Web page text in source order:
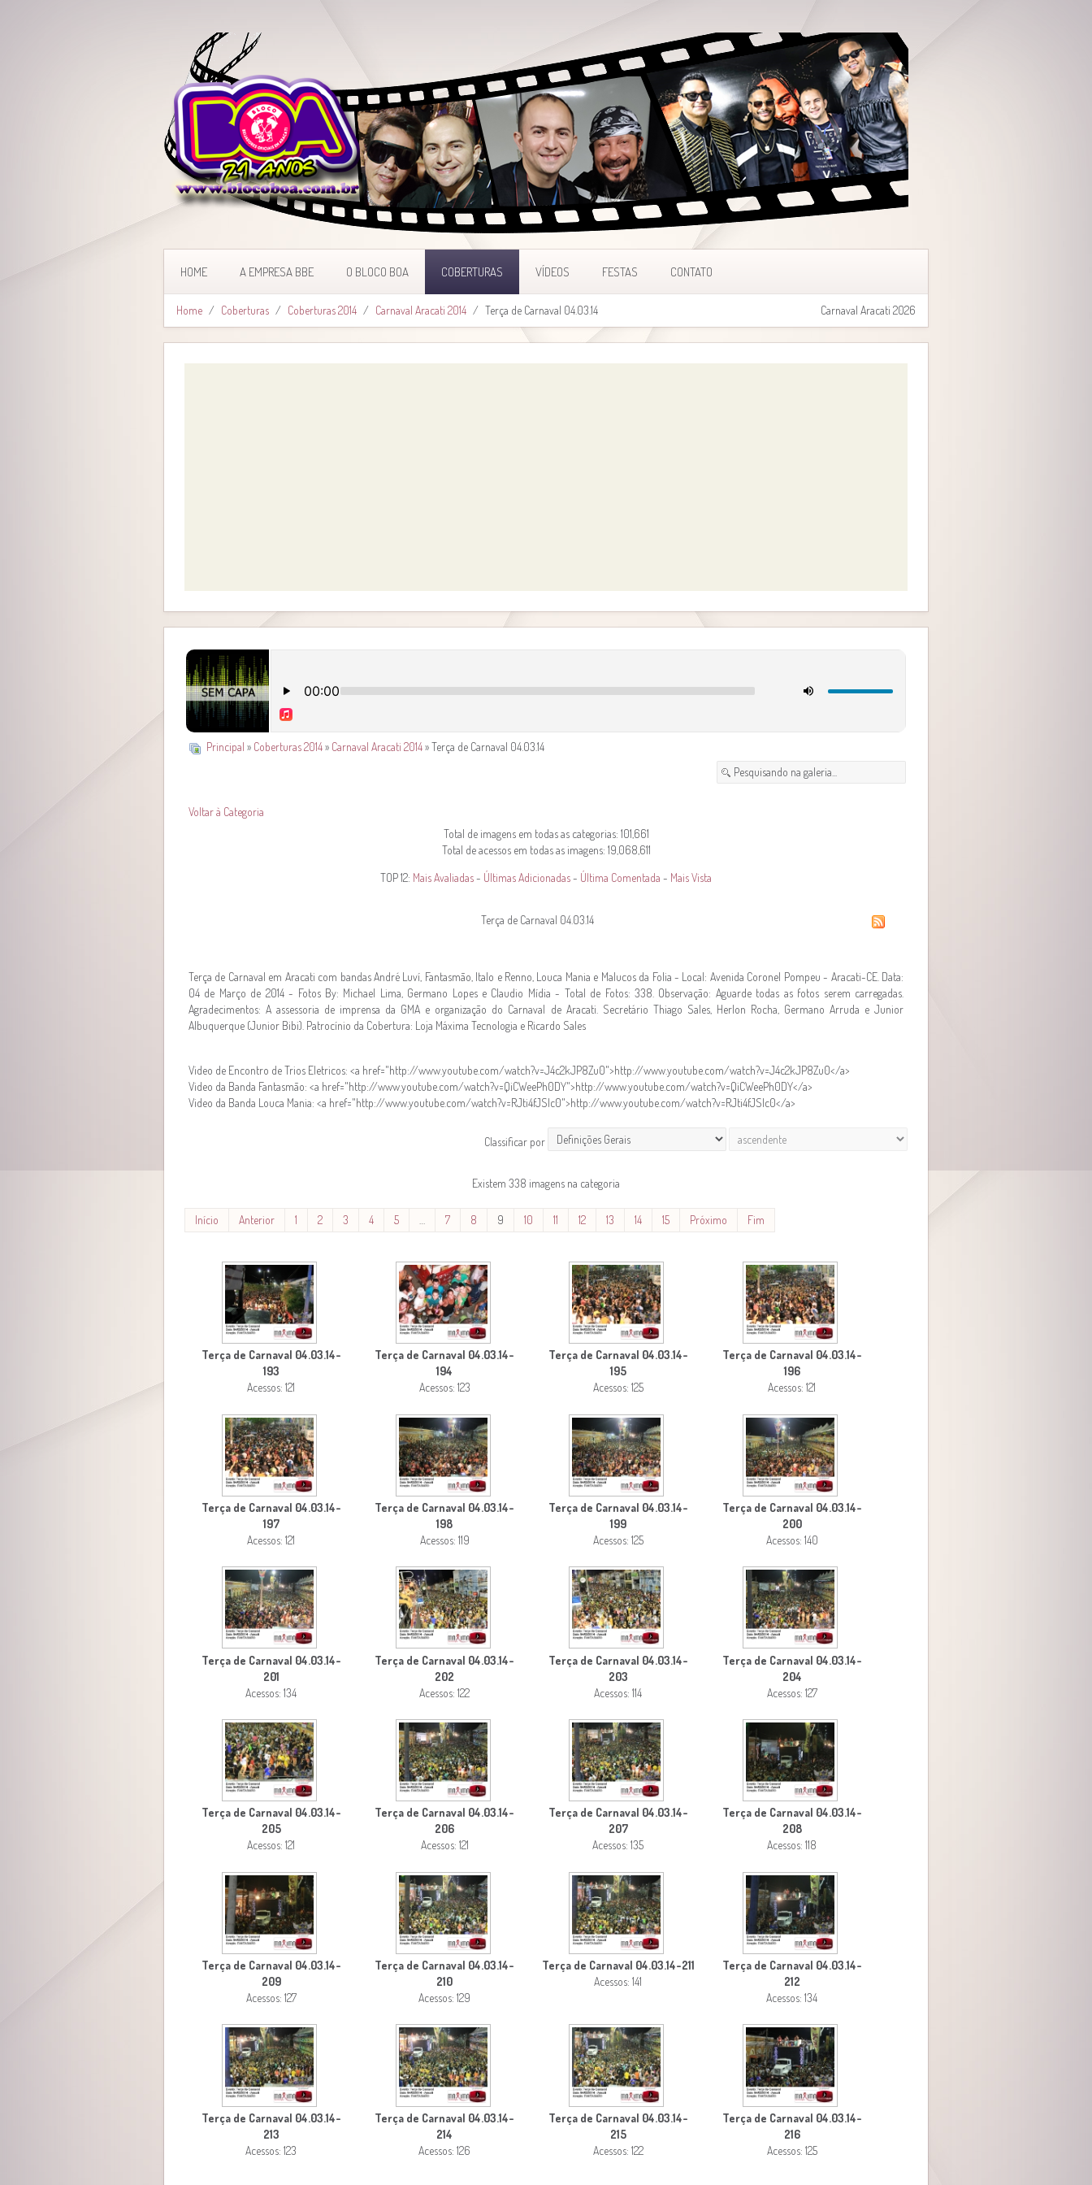
HOME A EMPRESA BBE O BLOCO BOA COBERTURAS VÍDEOS FESTAS CONTATO
Home Coberturas Coberturas 2014 Carnaval Aracati 2014 Terça de Carnaval 04.03.14 Carnaval Aracati 2026
Principal » Coberturas 2014» Carnaval Aracati 2014» Terça de Carnaval 04.03.14
Voltar à Categoria
Total de imagens em todas as categorias: 101,661
Total de acessos em todas as imagens: 19,068,611
TOP 12: Mais Avaliadas- Últimas Adicionadas- Última Comentada - Mais Vista
Terça de Carnaval 04.03.14
Terça de Carnaval em Aracati com bandas André Luví, Fantasmão, Italo e Renno, Louca Mania e Malucos da Folia - Local: Avenida Coronel Pompeu - Aracati-CE. Data:
04 de Março de 2014 - Fotos By: Michael Lima, Germano Lopes e Claudio Mídia - Total de Fotos: 338. Observação: Aguarde todas as fotos serem carregadas.
Agradecimentos: A assessoria de imprensa da GMA e organização do Carnaval de Aracati. Secretário Thiago Sales, Herlon Rocha, Germano Arruda e Junior
Albuquerque (Junior Bibi). Patrocínio da Cobertura: Loja Máxima Tecnologia e Ricardo Sales
Video de Encontro de Trios Eletricos: <a href="http://www.youtube.com/watch?v=J4c2kJP8Zu0">http://www.youtube.com/watch?v=J4c2kJP8Zu0</a>
Video da Banda Fantasmão: <a href="http://www.youtube.com/watch?v=QiCWeePh0DY">http://www.youtube.com/watch?v=QiCWeePh0DY</a>
Video da Banda Louca Mania: <a href="http://www.youtube.com/watch?v=RJti4fJSlc0">http://www.youtube.com/watch?v=RJti4fJSlc0</a>
Classificar por
Existem 338 imagens na categoria
Início Anterior 1 2 3 4 5 7 8 9 10 11 12 13 14 15 Próximo Fim
Terça de Carnaval 04.03.14-
193
Acessos: 121
Terça de Carnaval 04.03.14-
194
Acessos: 123
Terça de Carnaval 04.03.14-
195
Acessos: 125
Terça de Carnaval 04.03.14-
196
Acessos: 121
Terça de Carnaval 04.03.14-
197
Acessos: 121
Terça de Carnaval 04.03.14-
198
Acessos: 119
Terça de Carnaval 04.03.14-
199
Acessos: 125
Terça de Carnaval 04.03.14-
200
Acessos: 140
Terça de Carnaval 04.03.14-
201
Acessos: 134
Terça de Carnaval 04.03.14-
202
Acessos: 122
Terça de Carnaval 04.03.14-
203
Acessos: 114
Terça de Carnaval 04.03.14-
204
Acessos: 127
Terça de Carnaval 04.03.14-
205
Acessos: 121
Terça de Carnaval 04.03.14-
206
Acessos: 121
Terça de Carnaval 04.03.14-
207
Acessos: 135
Terça de Carnaval 04.03.14-
208
Acessos: 118
Terça de Carnaval 04.03.14-
209
Acessos: 127
Terça de Carnaval 04.03.14-
210
Acessos: 129
Terça de Carnaval 04.03.14-211
Acessos: 141
Terça de Carnaval 04.03.14-
212
Acessos: 134
Terça de Carnaval 04.03.14-
213
Acessos: 123
Terça de Carnaval 04.03.14-
214
Acessos: 126
Terça de Carnaval 04.03.14-
215
Acessos: 122
Terça de Carnaval 04.03.14-
216
Acessos: 125